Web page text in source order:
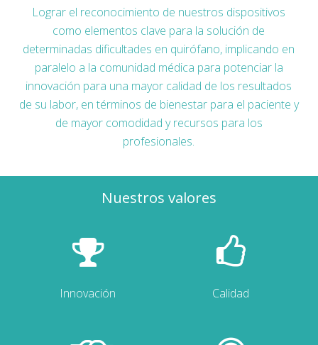
Lograr el reconocimiento de nuestros dispositivos
como elementos clave para la solución de
determinadas dificultades en quirófano, implicando en
paralelo a la comunidad médica para potenciar la
innovación para una mayor calidad de los resultados
de su labor, en términos de bienestar para el paciente y
de mayor comodidad y recursos para los
profesionales.
Nuestros valores
Innovación Calidad